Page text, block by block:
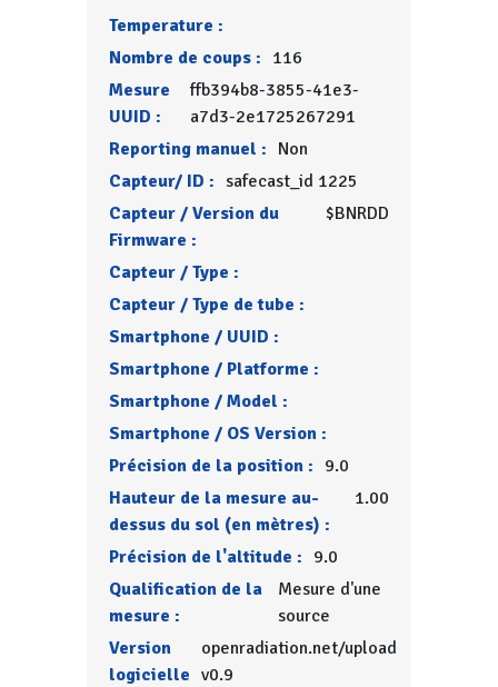
Temperature :
Nombre de coups : 116
Mesure
UUID :
ffb394b8-3855-41e3-
a7d3-2e1725267291
Reporting manuel : Non
Capteur/ ID : safecast_id 1225
Capteur / Version du
Firmware :
$BNRDD
Capteur / Type :
Capteur / Type de tube :
Smartphone / UUID :
Smartphone / Platforme :
Smartphone / Model :
Smartphone / OS Version :
Précision de la position : 9.0
Hauteur de la mesure au-
dessus du sol (en mètres) :
1.00
Précision de l'altitude : 9.0
Qualification de la
mesure :
Mesure d'une
source
Version
logicielle
openradiation.net/upload
v0.9